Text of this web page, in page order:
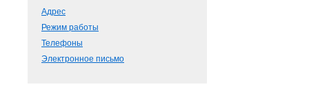
Адрес
Режим работы
Телефоны
Электронное письмо